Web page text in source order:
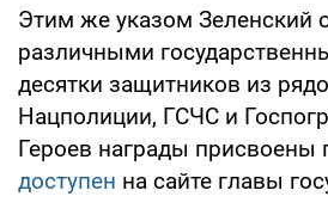
Этим же указом Зеленский
различными
десятки защитников из
Нацполиции, ГСЧС и
Героев награды присвоены
доступен на сайте главы